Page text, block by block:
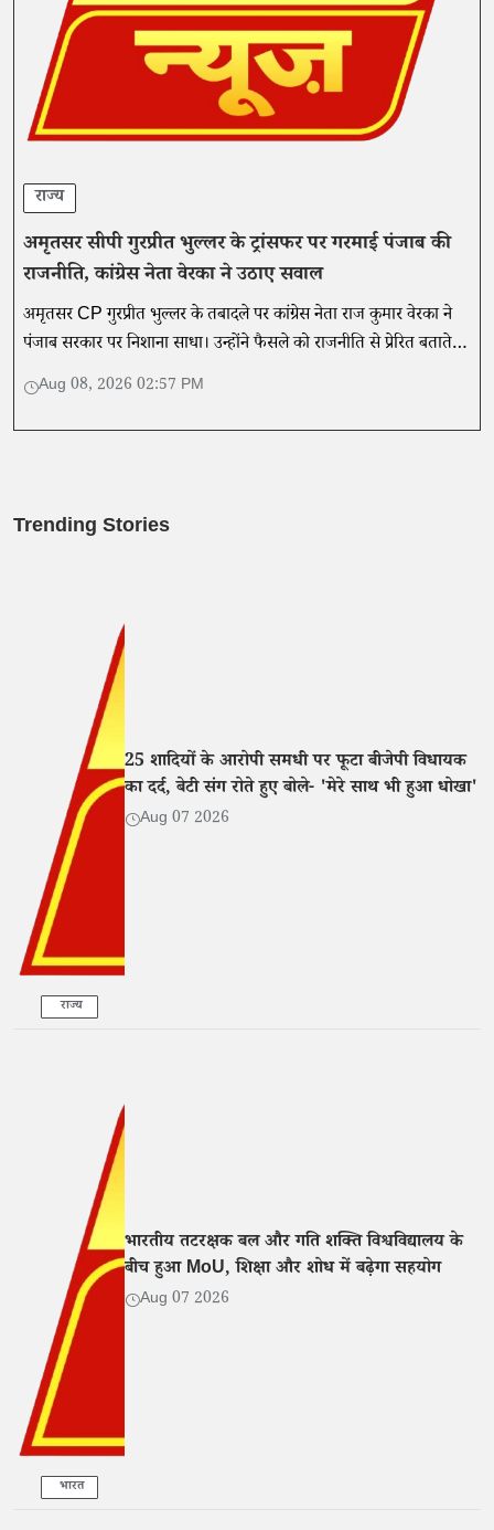
राज्य
अमृतसर सीपी गुरप्रीत भुल्लर के ट्रांसफर पर गरमाई पंजाब की
राजनीति, कांग्रेस नेता वेरका ने उठाए सवाल
अमृतसर CP गुरप्रीत भुल्लर के तबादले पर कांग्रेस नेता राज कुमार वेरका ने
पंजाब सरकार पर निशाना साधा। उन्होंने फैसले को राजनीति से प्रेरित बताते
हुए जांच की मांग की।
Aug 08, 2026 02:57 PM
Trending Stories
राज्य
25 शादियों के आरोपी समधी पर फूटा बीजेपी विधायक
का दर्द, बेटी संग रोते हुए बोले- 'मेरे साथ भी हुआ धोखा'
Aug 07 2026
भारत
भारतीय तटरक्षक बल और गति शक्ति विश्वविद्यालय के
बीच हुआ MoU, शिक्षा और शोध में बढ़ेगा सहयोग
Aug 07 2026